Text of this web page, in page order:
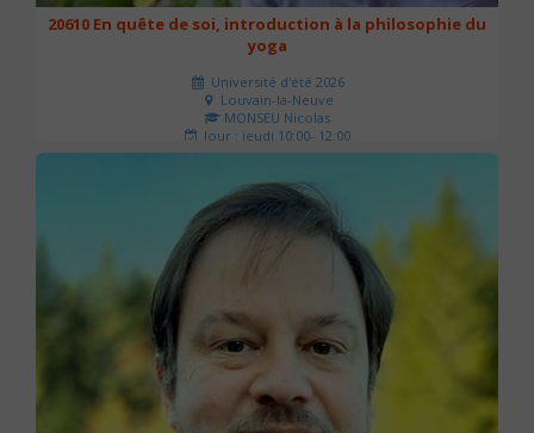
20610 En quête de soi, introduction à la philosophie du
yoga
Université d'été 2026
Louvain-la-Neuve
MONSEU Nicolas
Jour : jeudi 10:00- 12:00
Nombre de séances : 1